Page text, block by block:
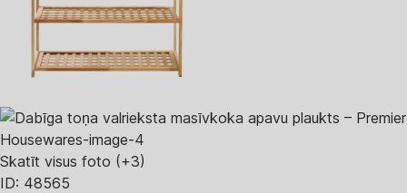
Skatīt visus foto (+3)
ID: 48565